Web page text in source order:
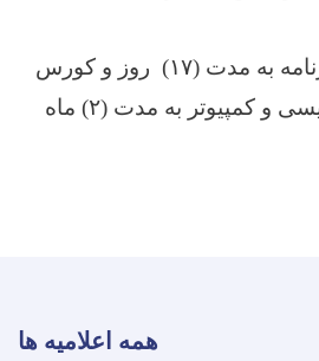
گفتنی است که این برنامه به مدت (۱۷) روز و کورس
های ابتدایی زبان انگلیسی و کمپیوتر به مدت (۲) ماه
همه اعلامیه ها